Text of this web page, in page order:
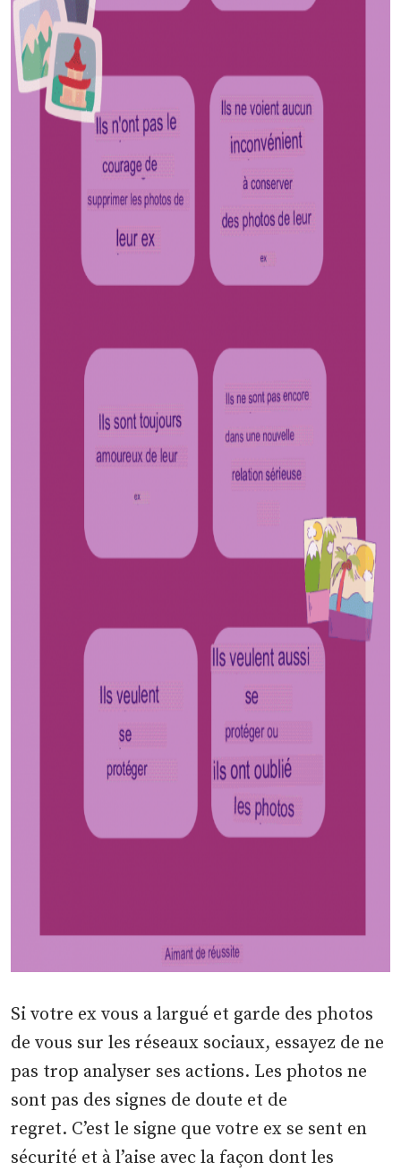
Si votre ex vous a largué et garde des photos
de vous sur les réseaux sociaux, essayez de ne
pas trop analyser ses actions. Les photos ne
sont pas des signes de doute et de
regret. C’est le signe que votre ex se sent en
sécurité et à l’aise avec la façon dont les